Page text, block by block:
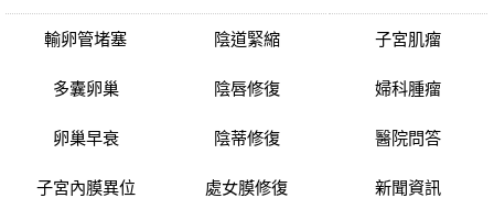
輸卵管堵塞
多囊卵巢
卵巢早衰
子宮內膜異位
陰道緊縮
陰唇修復
陰蒂修復
處女膜修復
子宮肌瘤
婦科腫瘤
醫院問答
新聞資訊